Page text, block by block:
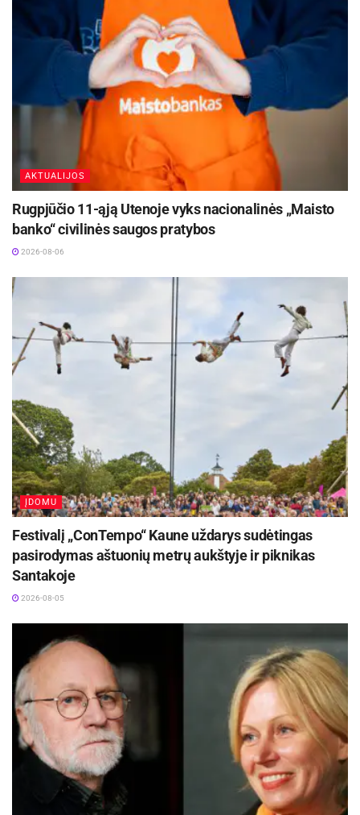
klausimus. VŠĮ „Investuok Lietuvoje” atstovai
domėjosi informacija apie rajono verslumo
galimybes bei aptarė bendradarbiavo kryptį
paruošiant informaciją investuotojams apie
Utenos regioną.
Informaciją parengė: Utenos raj. Viešųjų ryšių
sk. vyr. specialistė Violeta Develienė
AKTUALIJOS
Rugpjūčio 11-ąją Utenoje vyks nacionalinės „Maisto
banko“ civilinės saugos pratybos
2026-08-06
ĮDOMU
Festivalį „ConTempo“ Kaune uždarys sudėtingas
pasirodymas aštuonių metrų aukštyje ir piknikas
Santakoje
2026-08-05